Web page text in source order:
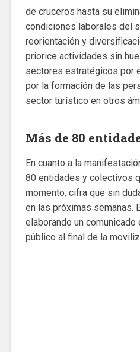
de cruceros hasta su
condiciones laborales del
reorientación y
priorice actividades sin
sectores estratégicos por
por la formación de las
sector turístico en otros
Más de 80
En cuanto a la
80 entidades y colectivos
momento, cifra que sin
en las próximas semanas.
elaborando un
público al final de la